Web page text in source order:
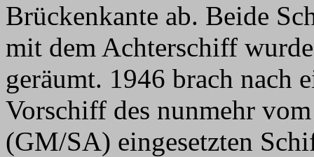
Brückenkante ab. Beide
mit dem Achterschiff
geräumt. 1946 brach nach
Vorschiff des nunmehr
(GM/SA) eingesetzten